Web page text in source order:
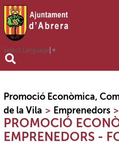
Select Language ▼
Promoció Econòmica,
de la Vila > Emprenedors >
PROMOCIÓ
EMPRENEDORS -